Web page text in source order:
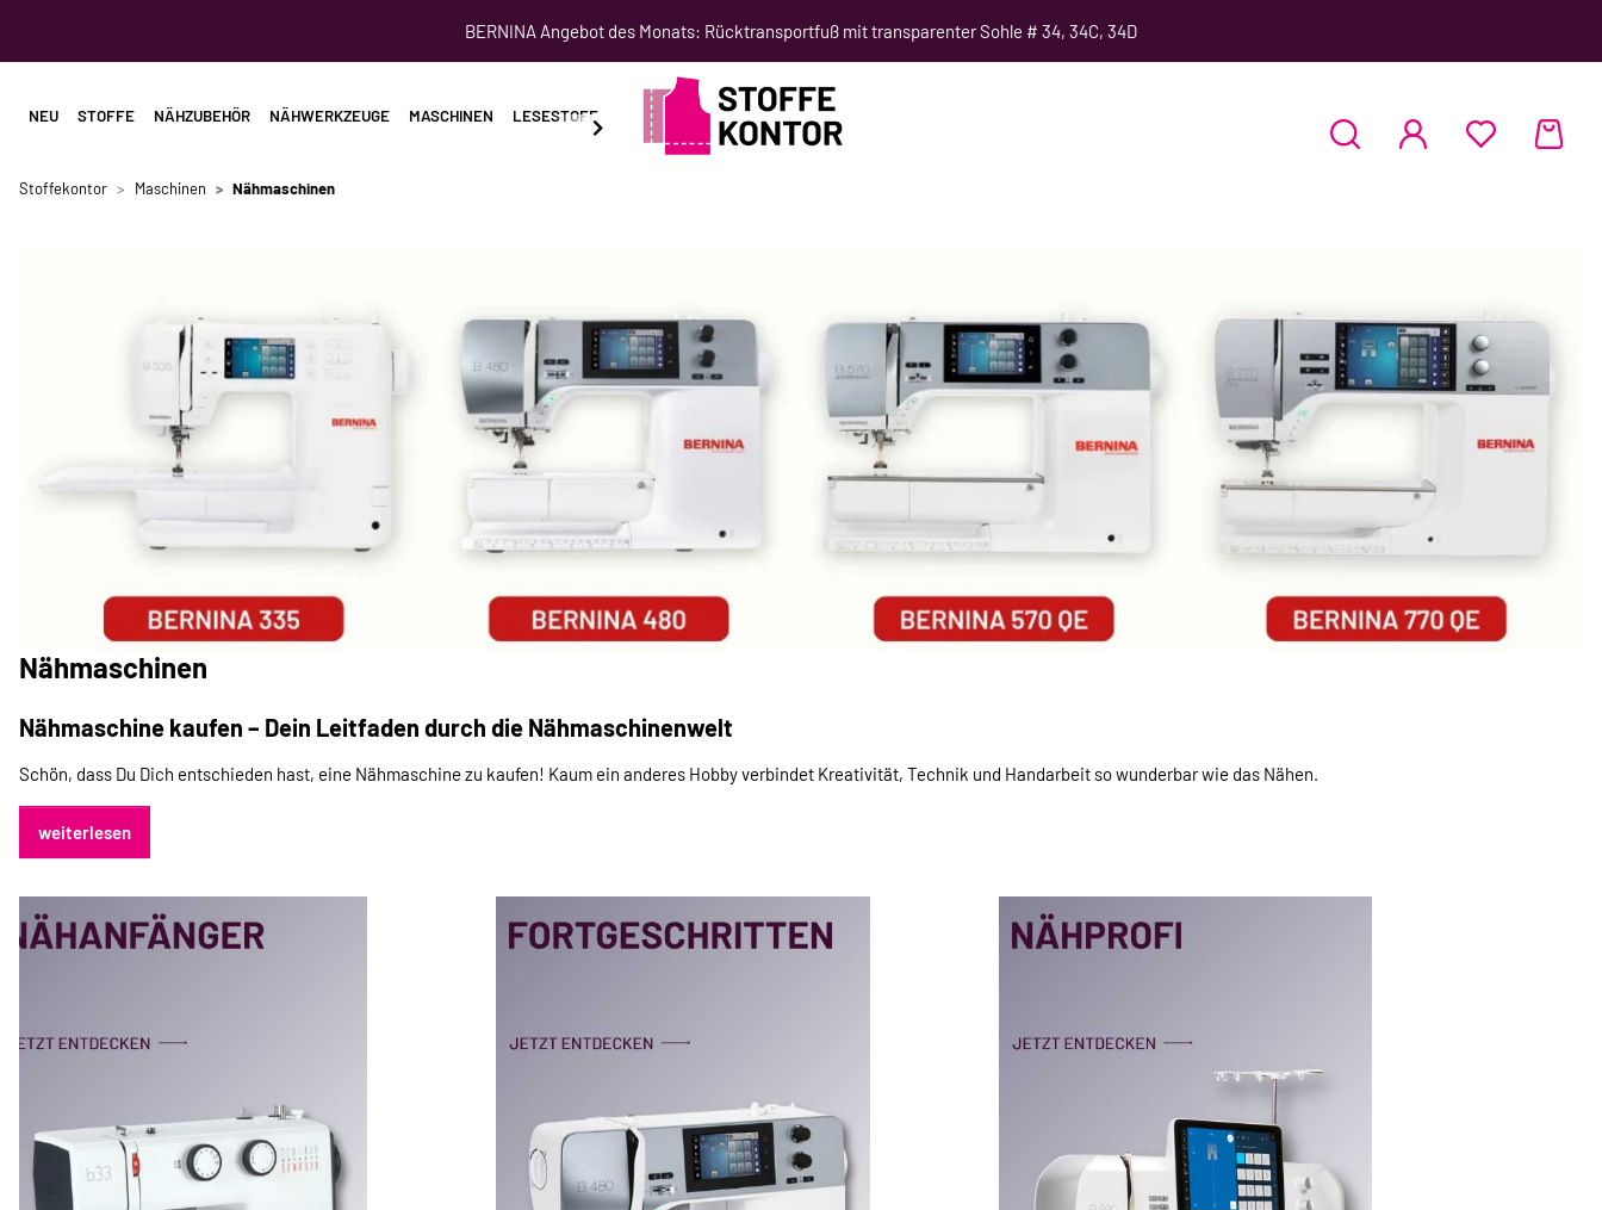
BERNINA Angebot des Monats: Rücktransportfuß mit transparenter Sohle # 34, 34C, 34D
NEU STOFFE NÄHZUBEHÖR NÄHWERKZEUGE MASCHINEN LESESTOFF SCHNITTMUSTER NÄHKURSE
Stoffekontor Maschinen Nähmaschinen
Nähmaschinen
Nähmaschine kaufen – Dein Leitfaden durch die Nähmaschinenwelt
Schön, dass Du Dich entschieden hast, eine Nähmaschine zu kaufen! Kaum ein anderes Hobby verbindet Kreativität, Technik und Handarbeit so wunderbar wie das Nähen.
weiterlesen